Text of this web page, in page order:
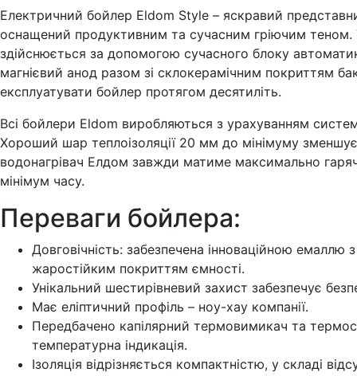
Електричний бойлер Eldom Style – яскравий
оснащений продуктивним та сучасним гріючим теном.
здійснюється за допомогою сучасного блоку
магнієвий анод разом зі склокерамічним покриттям
експлуатувати бойлер протягом десятиліть.
Всі бойлери Eldom виробляються з урахуванням
Хороший шар теплоізоляції 20 мм до мінімуму
водонагрівач Елдом завжди матиме максимально
мінімум часу.
Переваги бойлера:
Довговічність: забезпечена інноваційною
жаростійким покриттям ємності.
Унікальний шестирівневий захист забезпечує
Має еліптичний профіль – ноу-хау компанії.
Передбачено капілярний термовимикач та
температурна індикація.
Ізоляція відрізняється компактністю, у складі